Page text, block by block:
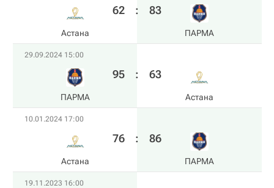
Астана
62 : 83
ПАРМА
29.09.2024 15:00
ПАРМА
95 : 63
Астана
10.01.2024 17:00
Астана
76 : 86
ПАРМА
19.11.2023 16:00